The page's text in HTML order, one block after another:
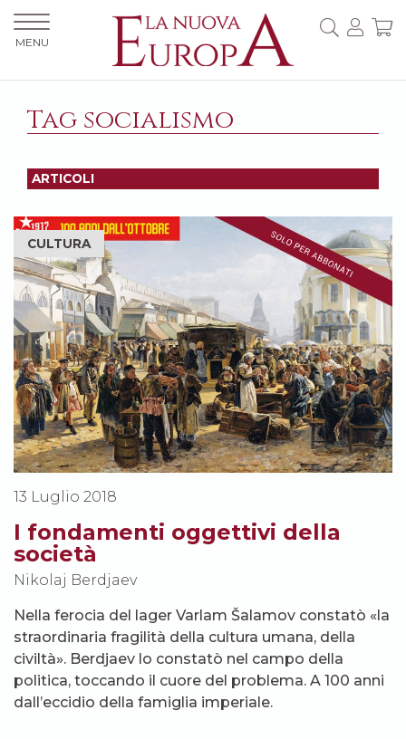
Tag socialismo
ARTICOLI
CULTURA
13 Luglio 2018
I fondamenti oggettivi della
società
Nikolaj Berdjaev
Nella ferocia del lager Varlam Šalamov constatò «la
straordinaria fragilità della cultura umana, della
civiltà». Berdjaev lo constatò nel campo della
politica, toccando il cuore del problema. A 100 anni
dall’eccidio della famiglia imperiale.
MENU